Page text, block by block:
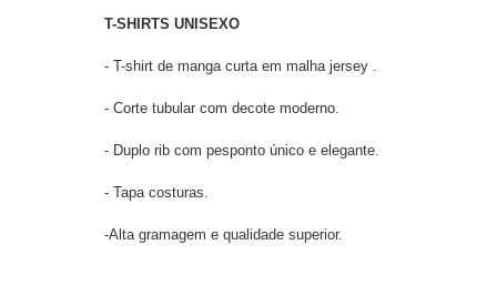
T-SHIRTS UNISEXO
- T-shirt de manga curta em malha jersey .
- Corte tubular com decote moderno.
- Duplo rib com pesponto único e elegante.
- Tapa costuras.
-Alta gramagem e qualidade superior.